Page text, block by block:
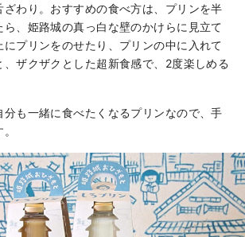
ざわり。おすすめの食べ方は、プリンを半
、姫路城の真っ⽩な壁のかけらに⾒⽴て
にプリンをのせたり、プリンの中に入れて
ザクザクとした超新食感で、2度楽しめる
も一緒に食べたくなるプリンなので、手
。